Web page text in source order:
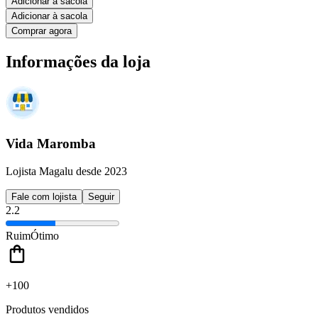
Adicionar à sacola
Comprar agora
Informações da loja
Vida Maromba
Lojista Magalu desde 2023
Fale com lojista Seguir
2.2
RuimÓtimo
+100
Produtos vendidos